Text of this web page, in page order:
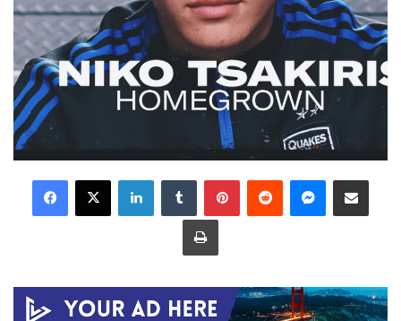
LinkedInTumblr PinterestReddit Messenger
Share via Email
Print